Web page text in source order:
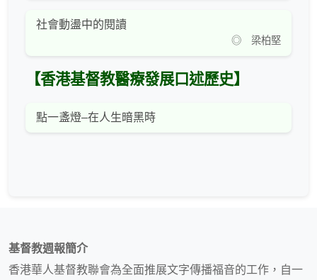
社會動盪中的閱讀
◎ 梁柏堅
【香港基督教醫療發展口述歷史】
點一盞燈–在人生暗黑時
基督教週報簡介
香港華人基督教聯會為全面推展文字傳播福音的工作，自一